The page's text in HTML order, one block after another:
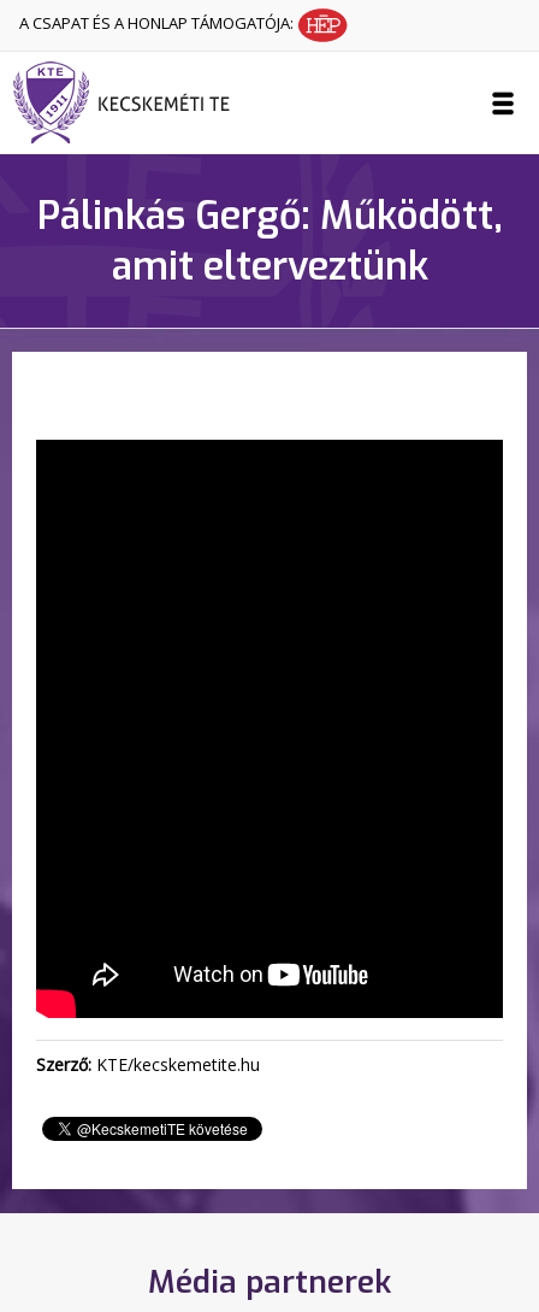
A CSAPAT ÉS A HONLAP TÁMOGATÓJA:
Pálinkás Gergő: Működött,
amit elterveztünk
Szerző: KTE/kecskemetite.hu
Média partnerek